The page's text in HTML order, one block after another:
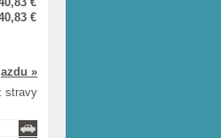
€
»
stravy